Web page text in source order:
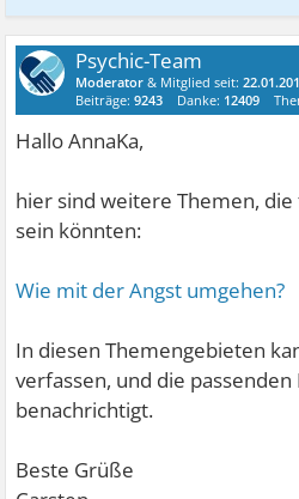
Psychic-Team
Moderator & Mitglied seit:
Beiträge:9243 Danke: 12409
Hallo AnnaKa,
hier sind weitere Themen,
sein könnten:
Wie mit der Angst umgehen?
In diesen Themengebieten
verfassen, und die
benachrichtigt.
Beste Grüße